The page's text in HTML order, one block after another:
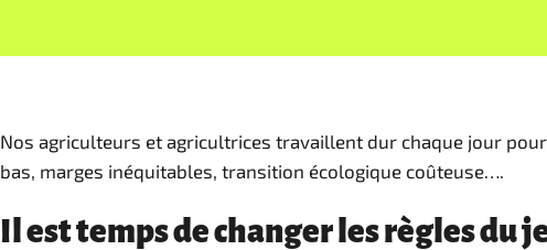
Nos agriculteurs et agricultrices travaillent dur chaque jour
bas, marges inéquitables, transition écologique coûteuse….
Il est temps de changer les règles du